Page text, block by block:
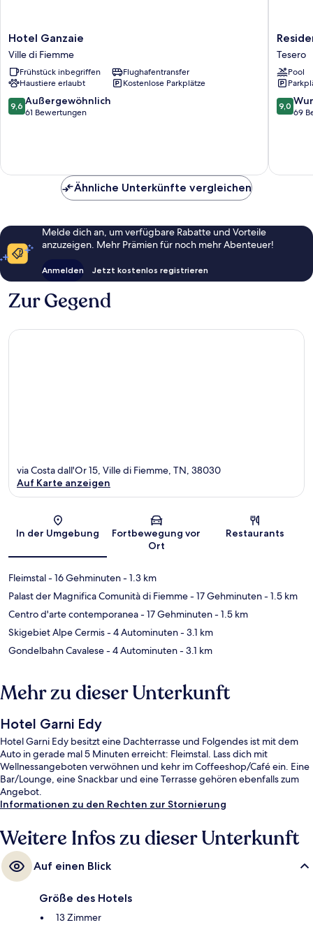
Hotel
Ganzaie
Ville
di
Fiemme
Hotel Ganzaie
Ville di Fiemme
Frühstück inbegriffen
Flughafentransfer
Haustiere erlaubt
Kostenlose Parkplätze
9.6
von
9,6 Außergewöhnlich
61 Bewertungen
Lagorai
Tesero
Tesero
Pool
9.0
von
9,0
69
Ähnliche Unterkünfte vergleichen
Melde dich an, um verfügbare Rabatte und Vorteile
anzuzeigen. Mehr Prämien für noch mehr Abenteuer!
Anmelden Jetzt kostenlos registrieren
Zur Gegend
Karte
via Costa dall'Or 15, Ville di Fiemme, TN, 38030
Auf Karte anzeigen
In der Umgebung
Fortbewegung vor
Ort
Restaurants
Fleimstal- 16 Gehminuten- 1.3 km
Palast der Magnifica Comunità di Fiemme- 17 Gehminuten- 1.5 km
Centro d'arte contemporanea- 17 Gehminuten- 1.5 km
Skigebiet Alpe Cermis- 4 Autominuten- 3.1 km
Gondelbahn Cavalese- 4 Autominuten- 3.1 km
Mehr zu dieser Unterkunft
Hotel Garni Edy
Hotel Garni Edy besitzt eine Dachterrasse und Folgendes ist mit dem
Auto in gerade mal 5 Minuten erreicht: Fleimstal. Lass dich mit
Wellnessangeboten verwöhnen und kehr im Coffeeshop/Café ein. Eine
Bar/Lounge, eine Snackbar und eine Terrasse gehören ebenfalls zum
Angebot.
Informationen zu den Rechten zur Stornierung
Weitere Infos zu dieser Unterkunft
Auf einen Blick
Größe des Hotels
13 Zimmer